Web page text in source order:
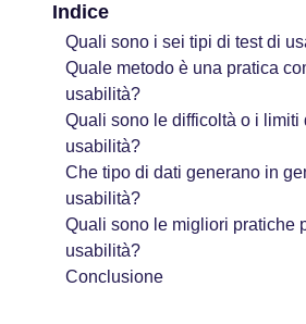
Indice
Quali sono i sei tipi di test di
Quale metodo è una pratica
usabilità?
Quali sono le difficoltà o i limiti
usabilità?
Che tipo di dati generano in
usabilità?
Quali sono le migliori pratiche
usabilità?
Conclusione